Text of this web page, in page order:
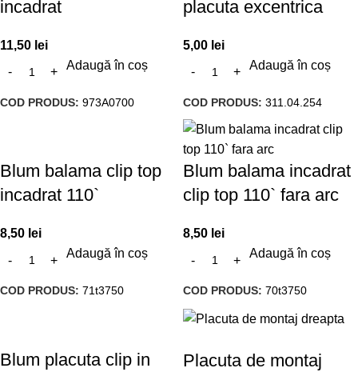
incadrat
11,50 lei
Adaugă în coș
COD PRODUS: 973A0700
placuta excentrica
5,00 lei
Adaugă în coș
COD PRODUS: 311.04.254
Blum balama clip top
incadrat 110`
8,50 lei
Adaugă în coș
COD PRODUS: 71t3750
Blum balama incadrat
clip top 110` fara arc
8,50 lei
Adaugă în coș
COD PRODUS: 70t3750
Blum placuta clip in
Placuta de montaj